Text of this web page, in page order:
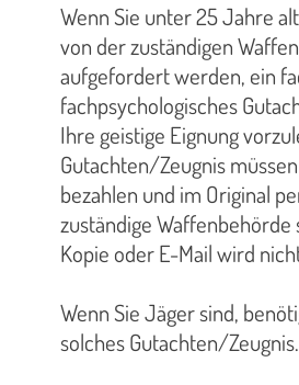
Wenn Sie unter 25 Jahre
von der zuständigen
aufgefordert werden, ein
fachpsychologisches
Ihre geistige Eignung
Gutachten/Zeugnis
bezahlen und im Original
zuständige Waffenbehörde
Kopie oder E-Mail wird
Wenn Sie Jäger sind,
solches Gutachten/Zeugnis.